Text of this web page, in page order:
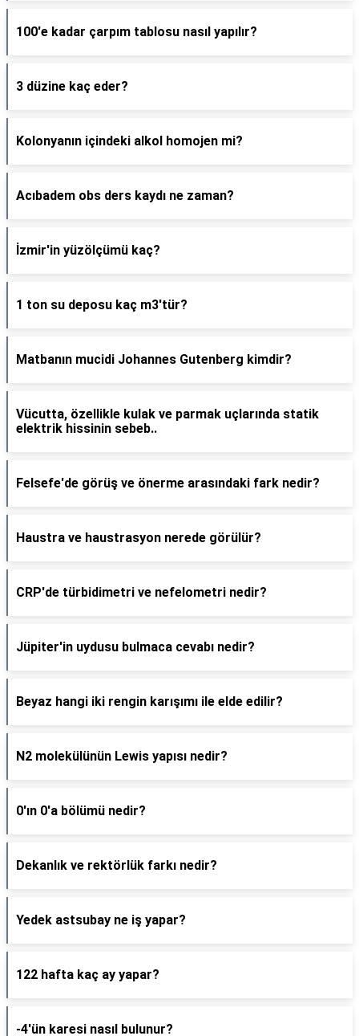
100'e kadar çarpım tablosu nasıl yapılır?
3 düzine kaç eder?
Kolonyanın içindeki alkol homojen mi?
Acıbadem obs ders kaydı ne zaman?
İzmir'in yüzölçümü kaç?
1 ton su deposu kaç m3'tür?
Matbanın mucidi Johannes Gutenberg kimdir?
Vücutta, özellikle kulak ve parmak uçlarında statik
elektrik hissinin sebeb..
Felsefe'de görüş ve önerme arasındaki fark nedir?
Haustra ve haustrasyon nerede görülür?
CRP'de türbidimetri ve nefelometri nedir?
Jüpiter'in uydusu bulmaca cevabı nedir?
Beyaz hangi iki rengin karışımı ile elde edilir?
N2 molekülünün Lewis yapısı nedir?
0'ın 0'a bölümü nedir?
Dekanlık ve rektörlük farkı nedir?
Yedek astsubay ne iş yapar?
122 hafta kaç ay yapar?
-4'ün karesi nasıl bulunur?